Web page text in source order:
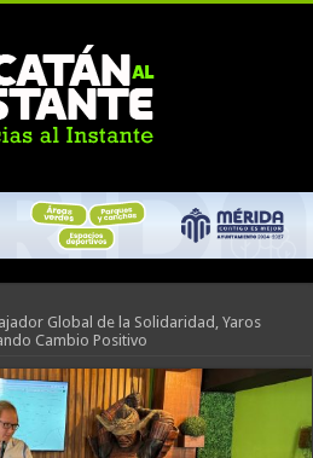
Global de la Solidaridad, Yaros
Cambio Positivo